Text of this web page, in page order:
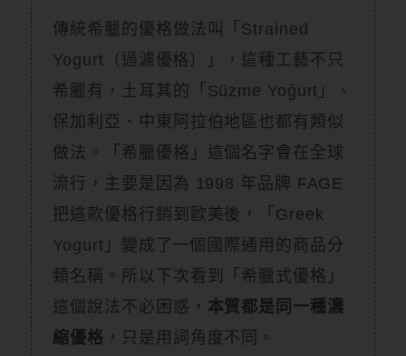
傳統希臘的優格做法叫「Strained
Yogurt（過濾優格）」，這種工藝不只
希臘有，土耳其的「Süzme Yoğurt」、
保加利亞、中東阿拉伯地區也都有類似
做法。「希臘優格」這個名字會在全球
流行，主要是因為 1998 年品牌 FAGE
把這款優格行銷到歐美後，「Greek
Yogurt」變成了一個國際通用的商品分
類名稱。所以下次看到「希臘式優格」
這個說法不必困惑， 本質都是同一種濃
縮優格 ，只是用詞角度不同。